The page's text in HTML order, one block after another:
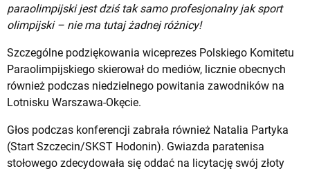
paraolimpijski jest dziś tak samo profesjonalny jak sport
olimpijski – nie ma tutaj żadnej różnicy!
Szczególne podziękowania wiceprezes Polskiego Komitetu
Paraolimpijskiego skierował do mediów, licznie obecnych
również podczas niedzielnego powitania zawodników na
Lotnisku Warszawa-Okęcie.
Głos podczas konferencji zabrała również Natalia Partyka
(Start Szczecin/SKST Hodonin). Gwiazda paratenisa
stołowego zdecydowała się oddać na licytację swój złoty